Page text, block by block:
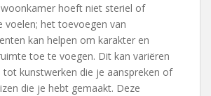
woonkamer hoeft niet steriel of
voelen; het toevoegen van
kan helpen om karakter en
toe te voegen. Dit kan variëren
tot kunstwerken die je aanspreken of
die je hebt gemaakt. Deze